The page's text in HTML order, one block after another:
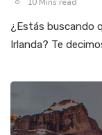
10 Mins read
¿Estás buscando
Irlanda? Te